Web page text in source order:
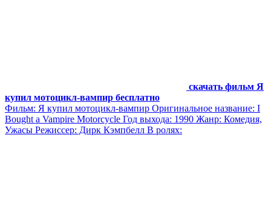
скачать фильм Я
купил мотоцикл-вампир бесплатно
Фильм: Я купил мотоцикл-вампир Оригинальное название: I
Bought a Vampire Motorcycle Год выхода: 1990 Жанр: Комедия,
Ужасы Режиссер: Дирк Кэмпбелл В ролях: